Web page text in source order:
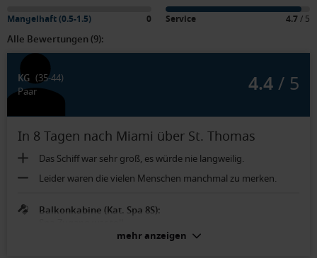
Mangelhaft (0.5-1.5) 0 Service 4.7/ 5
Alle Bewertungen (9):
KG (35-44)
Paar
4.4/ 5
In 8 Tagen nach Miami über St. Thomas
Das Schiff war sehr groß, es würde nie langweilig.
Leider waren die vielen Menschen manchmal zu merken.
Balkonkabine (Kat. Spa 8S):
mehr anzeigen